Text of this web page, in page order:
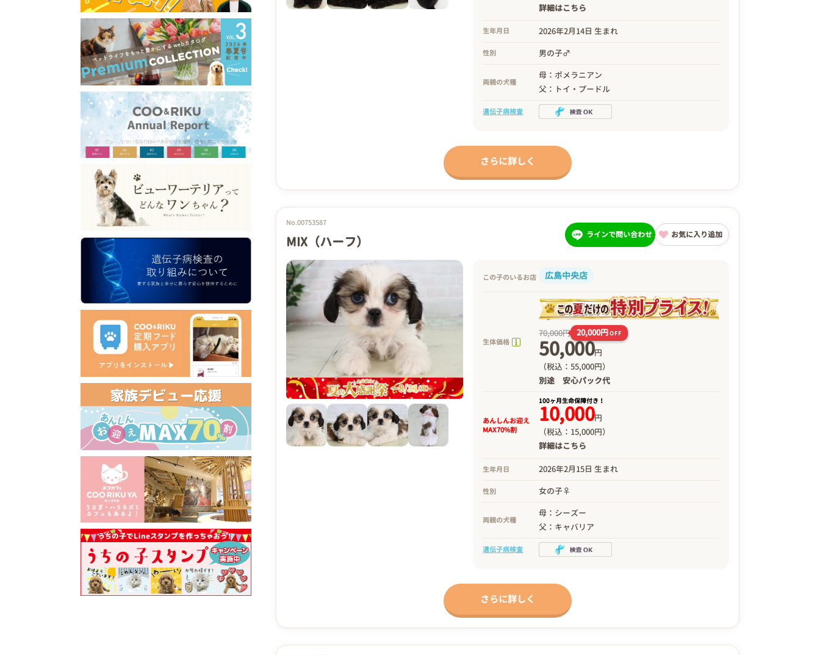
詳細はこちら
生年月日 2026年2月14日 生まれ
性別 男の子♂
両親の犬種
母：ポメラニアン
父：トイ・プードル
遺伝子病検査
さらに詳しく
No.00753587
MIX（ハーフ） ラインで問い合わせ お気に入り追加
この子のいるお店 広島中央店
生体価格
70,000円 20,000円OFF
50,000円
（税込：55,000円）
別途 安心パック代
あんしんお迎え
MAX70%割
100ヶ月生命保障付き！
10,000円
（税込：15,000円）
詳細はこちら
生年月日 2026年2月15日 生まれ
性別 女の子♀
両親の犬種
母：シーズー
父：キャバリア
遺伝子病検査
さらに詳しく